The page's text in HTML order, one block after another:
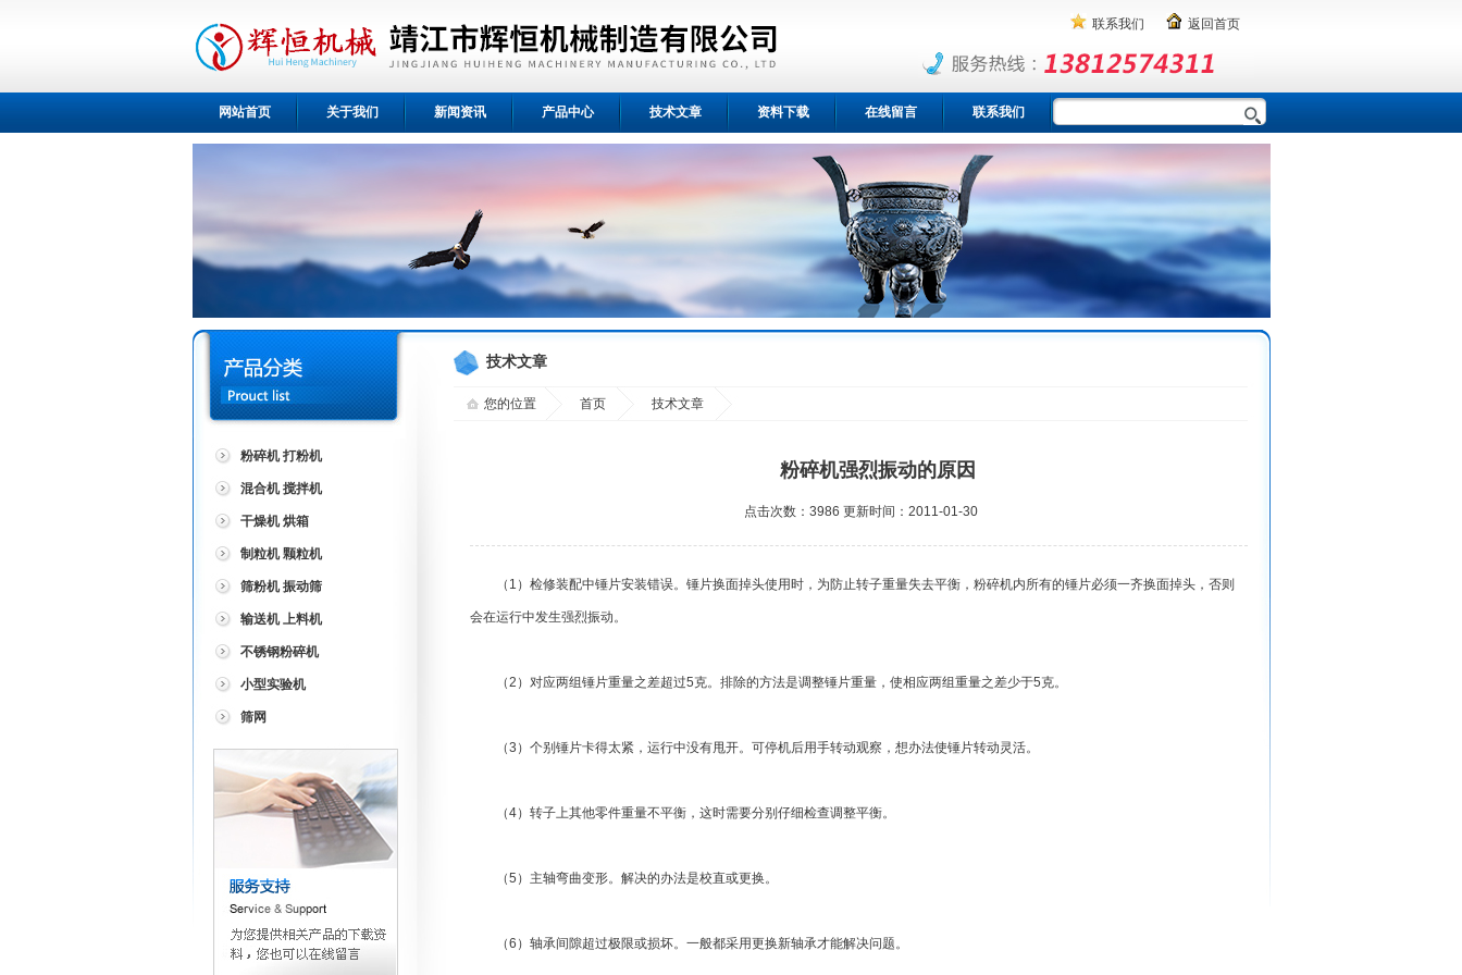
联系我们 返回首页
网站首页 关于我们 新闻资讯 产品中心 技术文章 资料下载 在线留言 联系我们
粉碎机 打粉机
混合机 搅拌机
干燥机 烘箱
制粒机 颗粒机
筛粉机 振动筛
输送机 上料机
不锈钢粉碎机
小型实验机
筛网
技术文章
您的位置 首页 技术文章
粉碎机强烈振动的原因
点击次数：3986 更新时间：2011-01-30
（1）检修装配中锤片安装错误。锤片换面掉头使用时，为防止转子重量失去平衡，粉碎机内所有的锤片必须一齐换面掉头，否则
会在运行中发生强烈振动。
（2）对应两组锤片重量之差超过5克。排除的方法是调整锤片重量，使相应两组重量之差少于5克。
（3）个别锤片卡得太紧，运行中没有甩开。可停机后用手转动观察，想办法使锤片转动灵活。
（4）转子上其他零件重量不平衡，这时需要分别仔细检查调整平衡。
（5）主轴弯曲变形。解决的办法是校直或更换。
（6）轴承间隙超过极限或损坏。一般都采用更换新轴承才能解决问题。